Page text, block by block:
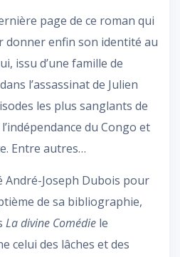
page de ce roman qui
donner enfin son identité au
issu d’une famille de
l’assassinat de Julien
les plus sanglants de
du Congo et
Entre autres…
Joseph Dubois pour
de sa bibliographie,
La divine Comédie le
celui des lâches et des